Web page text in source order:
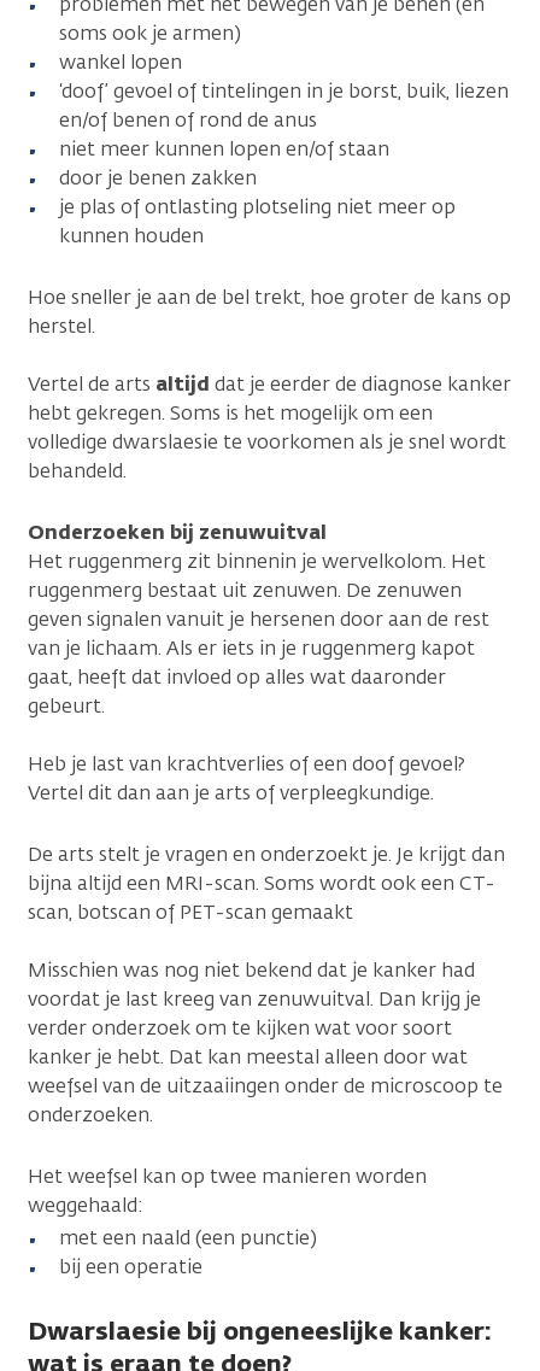
soms ook je armen)
wankel lopen
‘doof’ gevoel of tintelingen in je borst, buik, liezen
en/of benen of rond de anus
niet meer kunnen lopen en/of staan
door je benen zakken
je plas of ontlasting plotseling niet meer op
kunnen houden
Hoe sneller je aan de bel trekt, hoe groter de kans op
herstel.
Vertel de arts altijd dat je eerder de diagnose kanker
hebt gekregen. Soms is het mogelijk om een
volledige dwarslaesie te voorkomen als je snel wordt
behandeld.
Onderzoeken bij zenuwuitval
Het ruggenmerg zit binnenin je wervelkolom. Het
ruggenmerg bestaat uit zenuwen. De zenuwen
geven signalen vanuit je hersenen door aan de rest
van je lichaam. Als er iets in je ruggenmerg kapot
gaat, heeft dat invloed op alles wat daaronder
gebeurt.
Heb je last van krachtverlies of een doof gevoel?
Vertel dit dan aan je arts of verpleegkundige.
De arts stelt je vragen en onderzoekt je. Je krijgt dan
bijna altijd een MRI-scan. Soms wordt ook een CT-
scan, botscan of PET-scan gemaakt
Misschien was nog niet bekend dat je kanker had
voordat je last kreeg van zenuwuitval. Dan krijg je
verder onderzoek om te kijken wat voor soort
kanker je hebt. Dat kan meestal alleen door wat
weefsel van de uitzaaiingen onder de microscoop te
onderzoeken.
Het weefsel kan op twee manieren worden
weggehaald:
met een naald (een punctie)
bij een operatie
Dwarslaesie bij ongeneeslijke kanker:
wat is eraan te doen?